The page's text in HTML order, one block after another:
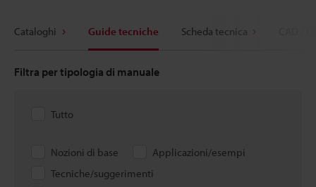
Cataloghi Guide tecniche Scheda tecnica
Filtra per tipologia di manuale
Tutto
Nozioni di base
Applicazioni/esempi
Tecniche/suggerimenti